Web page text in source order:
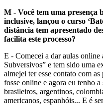
M - Você tem uma presença
inclusive, lançou o curso
distância tem apresentado
facilita este processo?
E - Comecei a dar aulas online
Subversivos” e tem sido uma
almejei ter esse contato com as
fosse online e agora eu tenho
brasileiros, argentinos,
americanos, espanhóis... E é